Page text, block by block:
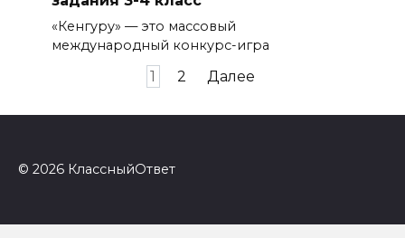
«Кенгуру» — это массовый
международный конкурс-игра
1 2 Далее
© 2026 КлассныйОтвет